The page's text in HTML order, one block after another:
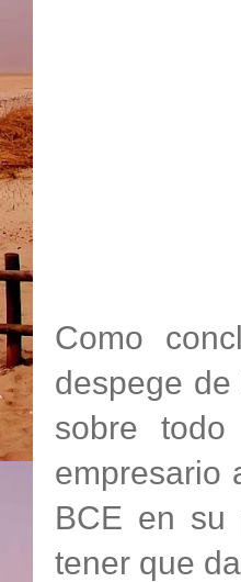
Como
despege
sobre
empresario
BCE en su
tener que